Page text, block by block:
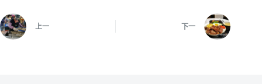
上一 下一